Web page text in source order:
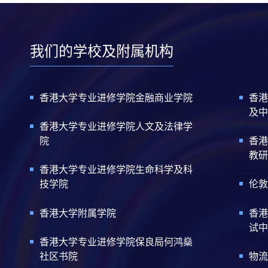
我们的学校及附属机构
香港大学专业进修学院金融商业学院
香港大学专业进修学院人文及法律学
院
香港大学专业进修学院生命科学及科
技学院
香港大学附属学院
香港大学专业进修学院保良局何鸿燊
社区书院
香
及
香
教
伦
香
试
物